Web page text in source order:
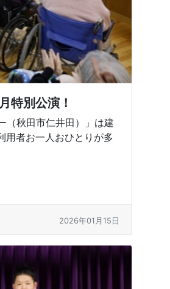
特別公演！
（秋田市仁井田）」は建
用者お一人おひとりが多
2026年01月15日